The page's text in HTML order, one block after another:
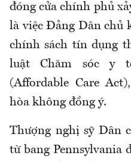
đóng cửa chính phủ
là việc Đảng Dân chủ
chính sách tín dụng
luật Chăm sóc y
(Affordable Care
hòa không đồng ý.
Thượng nghị sỹ Dân
từ bang Pennsylvania